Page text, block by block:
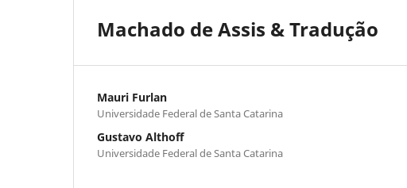
Machado de Assis & Tradução
Mauri Furlan
Universidade Federal de Santa Catarina
Gustavo Althoff
Universidade Federal de Santa Catarina